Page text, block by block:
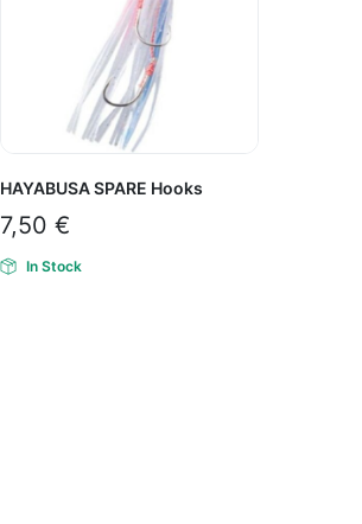
HAYABUSA SPARE Hooks
7,50 €
In Stock